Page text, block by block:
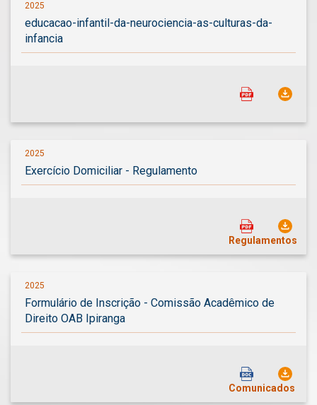
2025
educacao-infantil-da-neurociencia-as-culturas-da-
infancia
2025
Exercício Domiciliar - Regulamento
Regulamentos
2025
Formulário de Inscrição - Comissão Acadêmico de
Direito OAB Ipiranga
Comunicados